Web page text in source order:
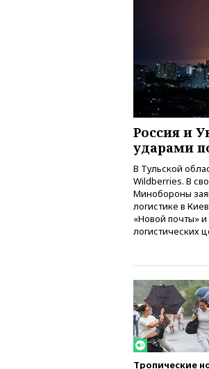
Россия и
ударами
В Тульской
Wildberries. В
Минобороны
логистике в
«Новой почты»
логистических
Тропические